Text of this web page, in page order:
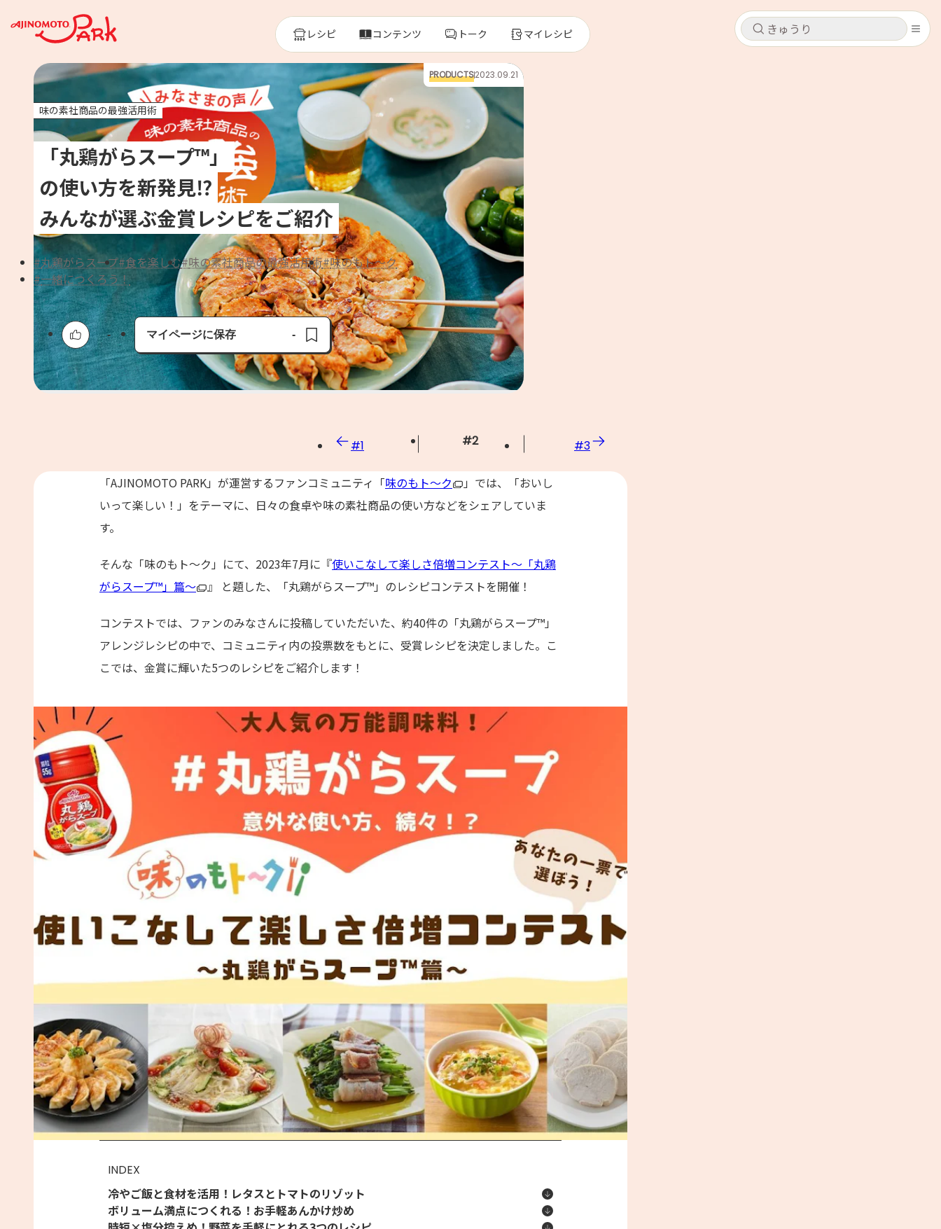
キャンセル
キャンセル
レシピ コンテンツ トーク マイレシピ
味の素社商品の最強活用術
「丸鶏がらスープ™」
の使い方を新発見⁉
みんなが選ぶ金賞レシピをご紹介
丸鶏がらスープ 食を楽しむ 味の素社商品の最強活用術 味のもト～ク
一緒につくろう！
-
マイページに保存
保存済み
-
PRODUCTS2023.09.21
#1 #2 #3
「AJINOMOTO PARK」が運営するファンコミュニティ「味のもト〜ク
」では、「おいし
いって楽しい！」をテーマに、日々の食卓や味の素社商品の使い方などをシェアしていま
す。
そんな「味のもト～ク」にて、2023年7月に『使いこなして楽しさ倍増コンテスト～「丸鶏
がらスープ™」篇～
』 と題した、「丸鶏がらスープ™」のレシピコンテストを開催！
コンテストでは、ファンのみなさんに投稿していただいた、約40件の「丸鶏がらスープ™」
アレンジレシピの中で、コミュニティ内の投票数をもとに、受賞レシピを決定しました。こ
こでは、金賞に輝いた5つのレシピをご紹介します！
INDEX
冷やご飯と食材を活用！レタスとトマトのリゾット
ボリューム満点につくれる！お手軽あんかけ炒め